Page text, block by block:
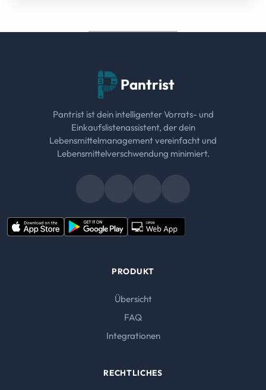
Pantrist
Pantrist ist dein intelligenter Vorrats- und
Einkaufslistenassistent, der dein
Lebensmittelmanagement vereinfacht und
Lebensmittelverschwendung minimiert.
PRODUKT
Übersicht
FAQ
Integrationen
RECHTLICHES